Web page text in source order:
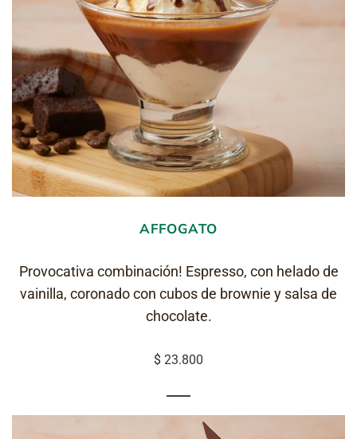
AFFOGATO
Provocativa combinación! Espresso, con helado de
vainilla, coronado con cubos de brownie y salsa de
chocolate.
$ 23.800